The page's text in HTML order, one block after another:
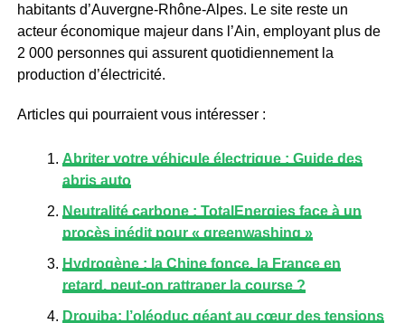
habitants d’Auvergne-Rhône-Alpes. Le site reste un
acteur économique majeur dans l’Ain, employant plus de
2 000 personnes qui assurent quotidiennement la
production d’électricité.
Articles qui pourraient vous intéresser :
Abriter votre véhicule électrique : Guide des
abris auto
Neutralité carbone : TotalEnergies face à un
procès inédit pour « greenwashing »
Hydrogène : la Chine fonce, la France en
retard, peut-on rattraper la course ?
Droujba: l’oléoduc géant au cœur des tensions